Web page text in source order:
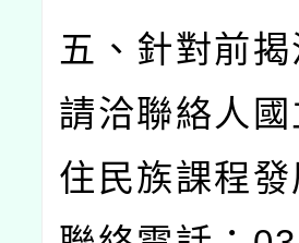
五、針對前
請洽聯絡人
住民族課程